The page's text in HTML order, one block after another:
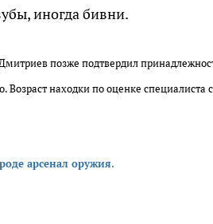
иногда бивни.
позже подтвердил
находки по оценке специалиста
арсенал оружия.